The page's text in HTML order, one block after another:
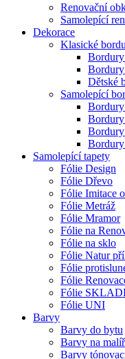
Renovační
Samolepící
Dekorace
Klasické
Dětské
Samolepící
Samolepící tapety
Fólie Design
Fólie Dřevo
Fólie Imitace
Fólie Metráž
Fólie Mramor
Fólie na
Fólie na sklo
Fólie Natur
Fólie
Fólie
Fólie
Fólie UNI
Barvy
Barvy do bytu
Barvy na
Barvy